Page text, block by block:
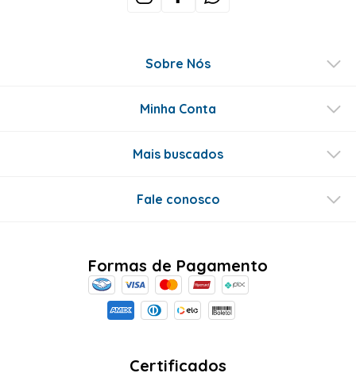
Sobre Nós
Minha Conta
Mais buscados
Fale conosco
Formas de Pagamento
Certificados